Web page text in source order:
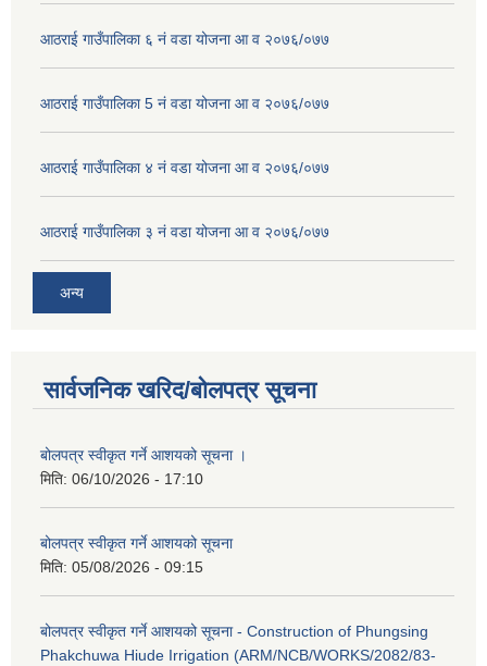
आठराई गाउँपालिका ६ नं वडा योजना आ व २०७६/०७७
आठराई गाउँपालिका 5 नं वडा योजना आ व २०७६/०७७
आठराई गाउँपालिका ४ नं वडा योजना आ व २०७६/०७७
आठराई गाउँपालिका ३ नं वडा योजना आ व २०७६/०७७
अन्य
सार्वजनिक खरिद/बोलपत्र सूचना
बोलपत्र स्वीकृत गर्ने आशयको सूचना ।
मिति: 06/10/2026 - 17:10
बोलपत्र स्वीकृत गर्ने आशयको सूचना
मिति: 05/08/2026 - 09:15
बोलपत्र स्वीकृत गर्ने आशयको सूचना - Construction of Phungsing
Phakchuwa Hiude Irrigation (ARM/NCB/WORKS/2082/83-